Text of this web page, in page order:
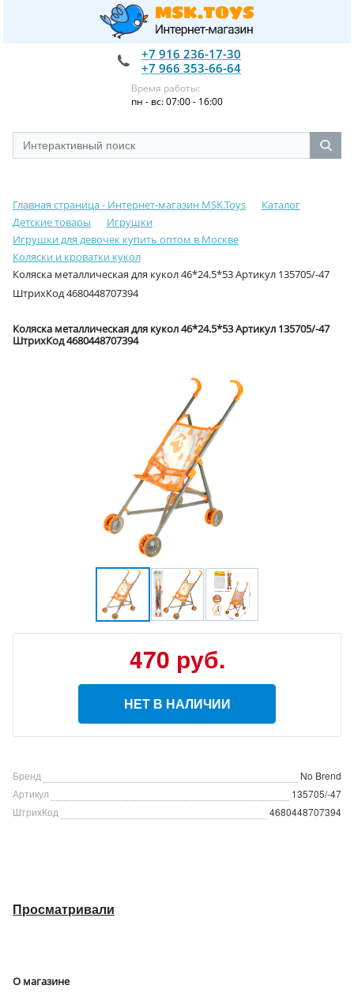
+7 916 236-17-30
+7 966 353-66-64
Время работы:
пн - вс: 07:00 - 16:00
Главная страница - Интернет-магазин MSK.Toys
Каталог
Детские товары
Игрушки
Игрушки для девочек купить оптом в Москве
Коляски и кроватки кукол
Коляска металлическая для кукол 46*24.5*53 Артикул 135705/-47
ШтрихКод 4680448707394
Коляска металлическая для кукол 46*24.5*53 Артикул 135705/-47
ШтрихКод 4680448707394
470 руб.
НЕТ В НАЛИЧИИ
Бренд
No Brend
Артикул
135705/-47
ШтрихКод
4680448707394
Просматривали
О магазине